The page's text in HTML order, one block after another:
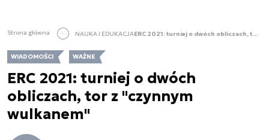
Strona główna NAUKA I EDUKACJA ERC 2021: turniej o dwóch obliczach, tor z "czynnym wulkanem"
WIADOMOŚCI WAŻNE
ERC 2021: turniej o dwóch
obliczach, tor z "czynnym
wulkanem"